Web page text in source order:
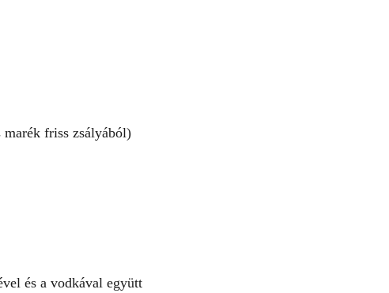
friss zsályából)
és a vodkával együtt